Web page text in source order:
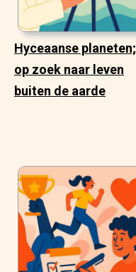
Hyceaanse planeten;
op zoek naar leven
buiten de aarde